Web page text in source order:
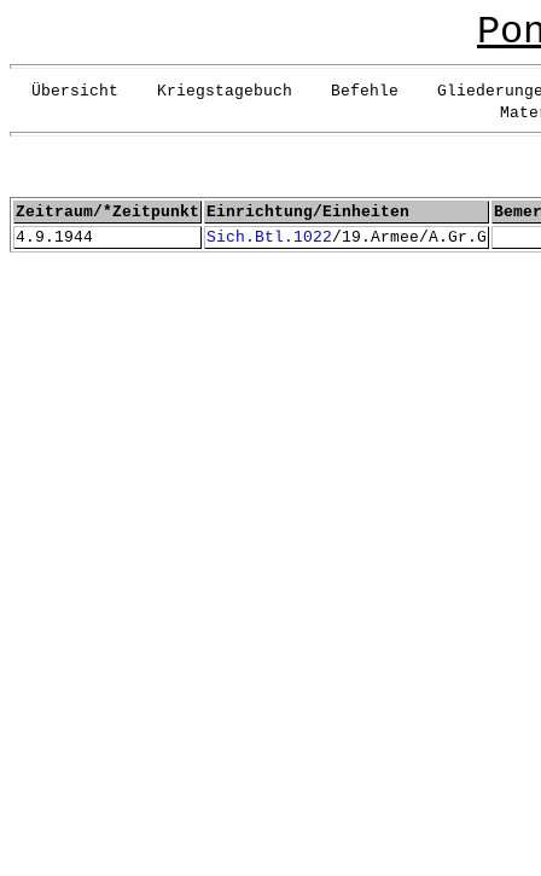
Übersicht Kriegstagebuch Befehle
Zeitraum/*Zeitpunkt Einrichtung/Einheiten
4.9.1944
Sich.Btl.1022/19.Armee/A.Gr.G